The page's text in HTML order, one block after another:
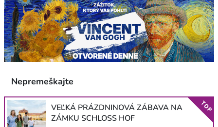
Nepremeškajte
VEĽKÁ PRÁZDNINOVÁ ZÁBAVA NA
ZÁMKU SCHLOSS HOF
TOP